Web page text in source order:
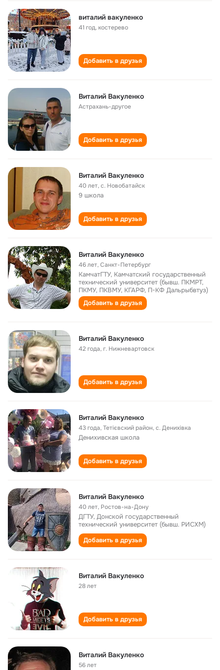
виталий вакуленко
41 год,костерево
Добавить в друзья
Виталий Вакуленко
Астрахань-другое
Добавить в друзья
Виталий Вакуленко
40 лет,с. Новобатайск
9 школа
Добавить в друзья
Виталий Вакуленко
46 лет,Санкт-Петербург
КамчатГТУ, Камчатский государственный
технический университет (бывш. ПКМРТ,
ПКМУ, ПКВМУ, КГАРФ, П-КФ Дальрыбвтуз)
Добавить в друзья
Виталий Вакуленко
42 года,г. Нижневартовск
Добавить в друзья
Виталий Вакуленко
43 года,Тетієвский район, с. Денихівка
Денихивская школа
Добавить в друзья
Виталий Вакуленко
40 лет, Ростов-на-Дону
ДГТУ, Донской государственный
технический университет (бывш. РИСХМ)
Добавить в друзья
Виталий Вакуленко
28 лет
Добавить в друзья
Виталий Вакуленко
56 лет